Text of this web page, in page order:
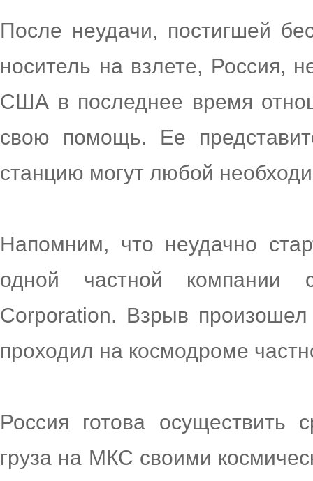
После неудачи, постигшей
носитель на взлете, Россия,
США в последнее время
свою помощь. Ее
станцию могут любой
Напомним, что неудачно
одной частной компании
Corporation. Взрыв произошел
проходил на космодроме
Россия готова осуществить
груза на МКС своими